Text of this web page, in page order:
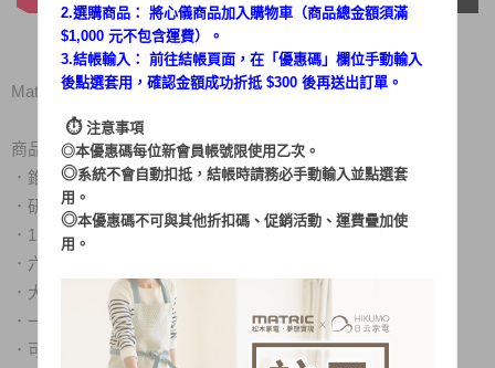
Matric 咖啡達人錐刀研磨機 MG-CG3501
商品特色：
．錐刀式磨豆結構，咖啡粉均勻度極佳化
．研磨低噪音約70分貝，維持咖啡調理優雅氛圍
．15段式咖啡粉粗細調節，適用於各種咖啡沖煮方式
．六種研磨時間選擇，研磨粉量隨心所欲
．大容量咖啡豆槽，可裝入350公克咖啡豆
．一鍵啟動，使用簡單又便利
．可拆式研磨刀盤，清洗好方便
2.選購商品： 將心儀商品加入購物車（商品總金額須滿
$1,000 元不包含運費）。
3.結帳輸入： 前往結帳頁面，在「 優惠碼 」欄位手動輸入
後點選套用，確認金額成功折抵 $300 後再送出訂單。
⏱︎ 注意事項
◎本優惠碼每位新會員帳號限使用乙次。
◎系統不會自動扣抵，結帳時請務必手動輸入並點選套
用。
◎本優惠碼不可與其他折扣碼、促銷活動、運費疊加使
用。